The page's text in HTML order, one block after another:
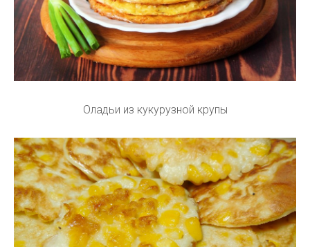
Оладьи из кукурузной крупы